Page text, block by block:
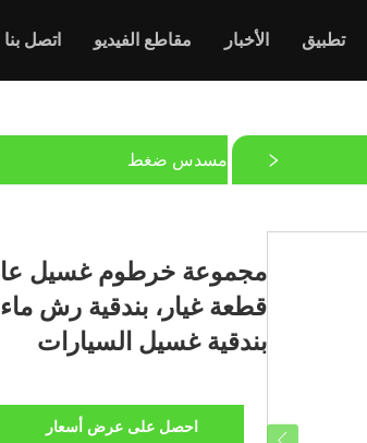
تطبيق الأخبار مقاطع الفيديو اتصل بنا
مسدس ضغط
بندقية غسيل السيارات
احصل على عرض أسعار